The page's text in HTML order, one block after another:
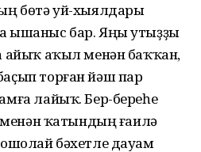
бөтә уй-хыялдары
ышаныс бар. Яңы утыҙҙы
айыҡ аҡыл менән баҡҡан,
торған йәш пар
лайыҡ. Бер-береһе
менән ҡатындың ғаилә
бәхетле дауам